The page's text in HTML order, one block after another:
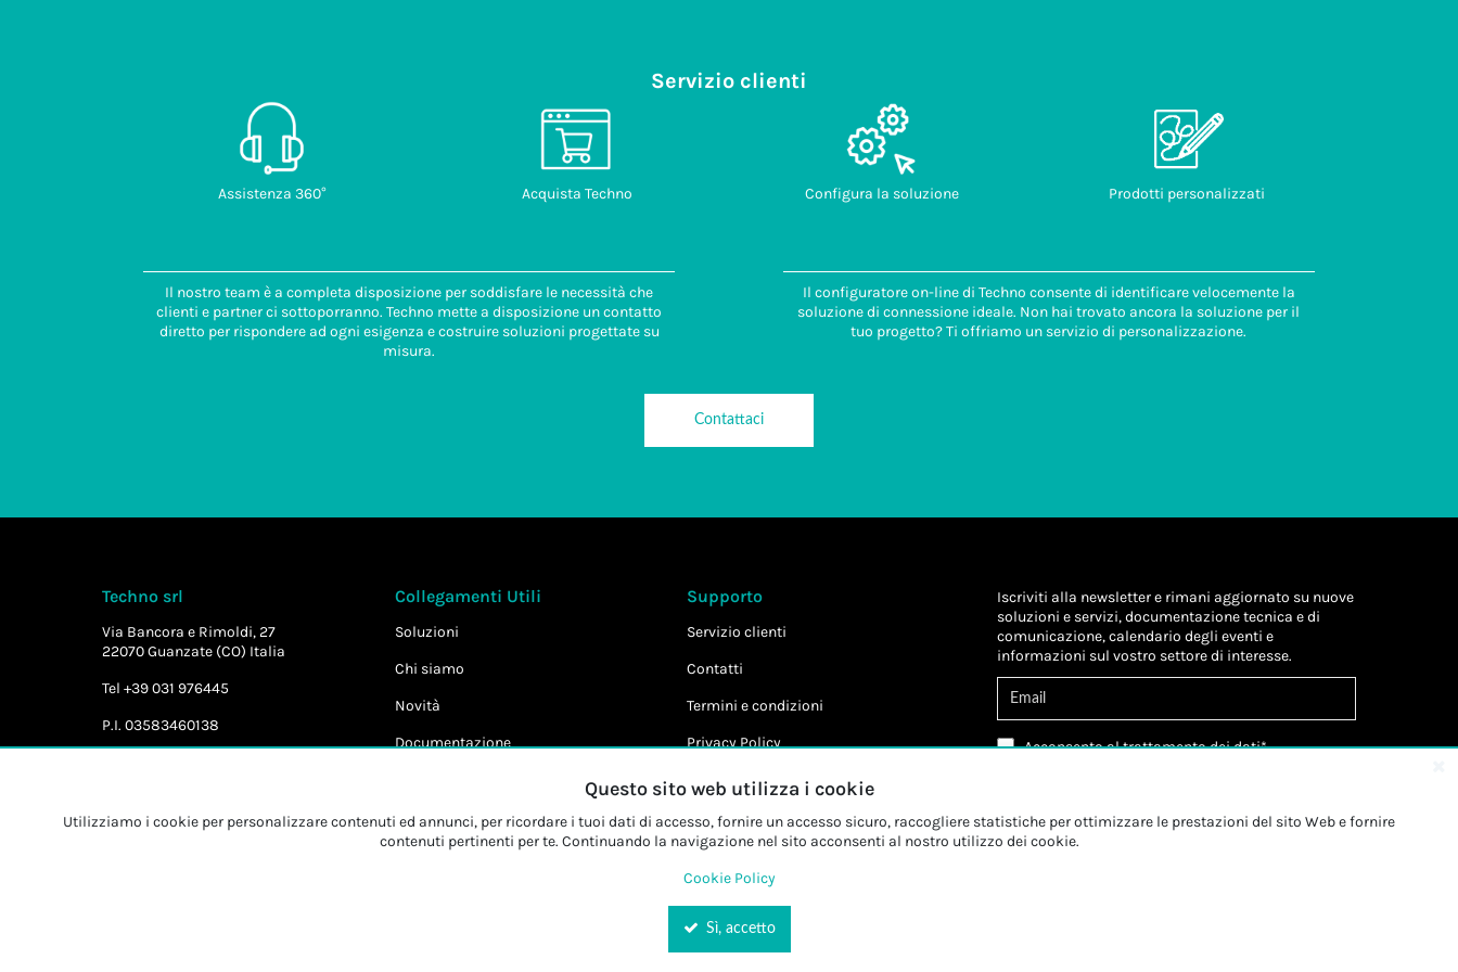
Servizio clienti
Assistenza 360° Acquista Techno Configura la soluzione Prodotti personalizzati
Il nostro team è a completa disposizione per soddisfare le necessità che
clienti e partner ci sottoporranno. Techno mette a disposizione un contatto
diretto per rispondere ad ogni esigenza e costruire soluzioni progettate su
misura.
Il configuratore on-line di Techno consente di identificare velocemente la
soluzione di connessione ideale. Non hai trovato ancora la soluzione per il
tuo progetto? Ti offriamo un servizio di personalizzazione.
Contattaci
Techno srl
Via Bancora e Rimoldi, 27
22070 Guanzate (CO) Italia
Tel +39 031 976445
P.I. 03583460138
Collegamenti Utili
Soluzioni
Chi siamo
Novità
Documentazione
Supporto
Servizio clienti
Contatti
Termini e condizioni
Privacy Policy
Cookie Policy
Iscriviti alla newsletter e rimani aggiornato su nuove
soluzioni e servizi, documentazione tecnica e di
comunicazione, calendario degli eventi e
informazioni sul vostro settore di interesse.
Acconsento altrattamento dei dati*
miei dati personali a fini dimarketing*
Questo sito web utilizza i cookie
Utilizziamo i cookie per personalizzare contenuti ed annunci, per ricordare i tuoi dati di accesso, fornire un accesso sicuro, raccogliere statistiche per ottimizzare le prestazioni del sito Web e fornire
contenuti pertinenti per te. Continuando la navigazione nel sito acconsenti al nostro utilizzo dei cookie.
Cookie Policy
Sì, accetto